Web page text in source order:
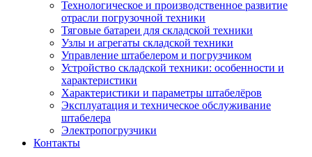
Технологическое и производственное развитие
отрасли погрузочной техники
Тяговые батареи для складской техники
Узлы и агрегаты складской техники
Управление штабелером и погрузчиком
Устройство складской техники: особенности и
характеристики
Характеристики и параметры штабелёров
Эксплуатация и техническое обслуживание
штабелера
Электропогрузчики
Контакты